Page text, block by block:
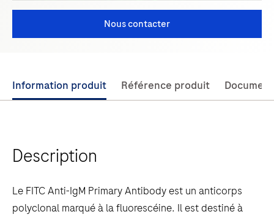
Nous contacter
Use
left
arrow
to
scroll
Information produit Référence produit
Description
Le FITC Anti-IgM Primary Antibody est un anticorps
polyclonal marqué à la fluorescéine. Il est destiné à